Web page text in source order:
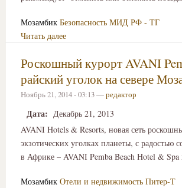
Мозамбик Безопасность МИД РФ - ТГ
Читать далее
Роскошный курорт AVANI
райский уголок на севере
Ноябрь 21, 2014 - 03:13 —редактор
Дата: Декабрь 21, 2013
AVANI Hotels & Resorts, новая сеть
экзотических уголках планеты, с радостью
в Африке – AVANI Pemba Beach Hotel &
Мозамбик Отели и недвижимость Питер-Т